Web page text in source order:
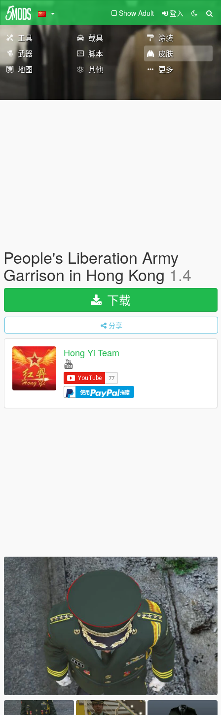
Show Adult 登入
工具 载具
涂装
武器
脚本
皮肤
地图
其他 更多
People's Liberation Army
Garrison in Hong Kong 1.4
下载
分享
Hong Yi Team
使用 捐赠